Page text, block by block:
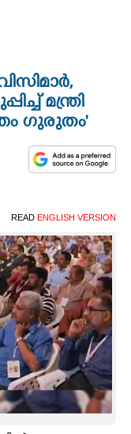
മന്ത്രി
ഗുരുതം'
READ ENGLISH VERSION